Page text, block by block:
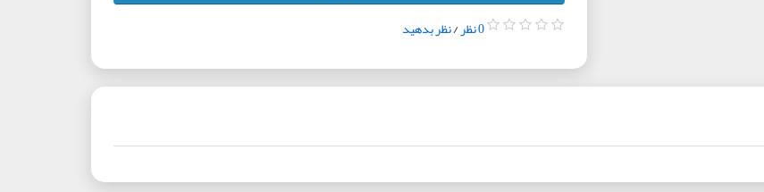
0 نظر /نظر بدهید